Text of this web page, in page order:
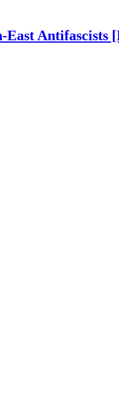
Antifascists